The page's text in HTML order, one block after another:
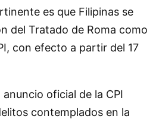
es que Filipinas se
del Tratado de Roma como
con efecto a partir del 17
oficial de la CPI
contemplados en la